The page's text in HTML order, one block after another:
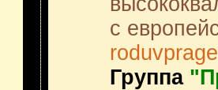
с
Группа